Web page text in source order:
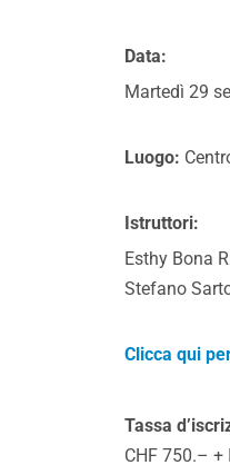
Data:
Martedì 29
Luogo:
Istruttori:
Esthy Bona
Stefano
Clicca qui
Tassa
CHF 750.– +